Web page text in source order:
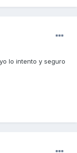
lo intento y seguro